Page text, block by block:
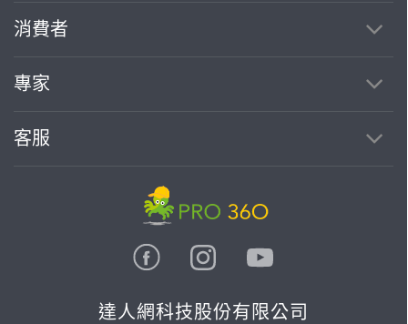
消費者
專家
客服
達人網科技股份有限公司